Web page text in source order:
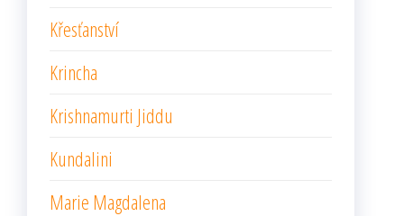
Křesťanství
Krincha
Krishnamurti Jiddu
Kundalini
Marie Magdalena